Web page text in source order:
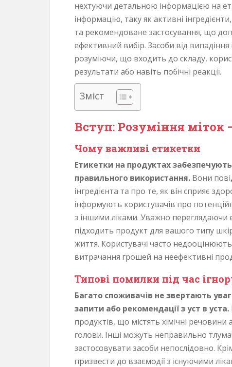
нехтуючи детальною інформацією на
інформацію, таку як активні
та рекомендоване застосування, що
ефективний вибір. Засоби від випадіння
розуміючи, що входить до складу,
результати або навіть побічні реакції.
Зміст
Вступ: Розуміння міток
Чому важливі етикетки
Етикетки на продуктах забезпечують
правильного використання. Вони
інгредієнта та про те, як він сприяє
інформують користувачів про
з іншими ліками. Уважно переглядаючи
підходить продукт для вашого типу
життя. Користувачі часто
витрачання грошей на неефективні
Типові помилки під час
Багато споживачів не звертають
запити або рекомендації з уст в уста.
продуктів, що містять хімічні
голови. Інші можуть неправильно
застосовувати засоби непослідовно.
призвести до взаємодії з існуючими